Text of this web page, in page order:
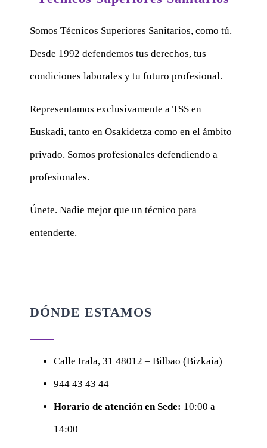
Somos Técnicos Superiores Sanitarios, como tú.
Desde 1992 defendemos tus derechos, tus
condiciones laborales y tu futuro profesional.
Representamos exclusivamente a TSS en
Euskadi, tanto en Osakidetza como en el ámbito
privado. Somos profesionales defendiendo a
profesionales.
Únete. Nadie mejor que un técnico para
entenderte.
DÓNDE ESTAMOS
Calle Irala, 31 48012 – Bilbao (Bizkaia)
944 43 43 44
Horario de atención en Sede: 10:00 a
14:00